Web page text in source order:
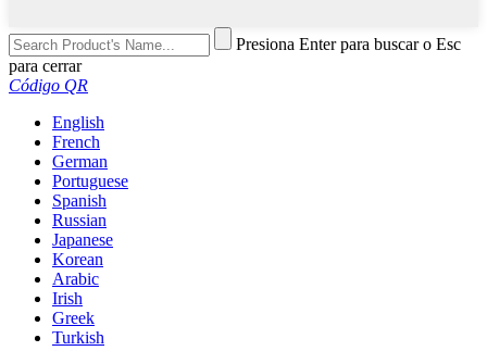
Presiona Enter para buscar o Esc
para cerrar
Código QR
English
French
German
Portuguese
Spanish
Russian
Japanese
Korean
Arabic
Irish
Greek
Turkish